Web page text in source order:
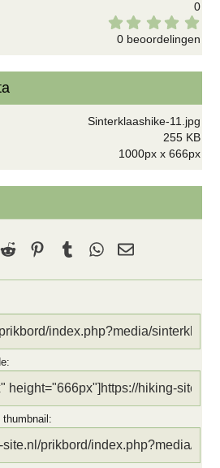
0
s
r
e
0 beoordelingen
Sinterklaashike-11.jpg
255 KB
1000px x 666px
Reddit PinterestTumblr WhatsApp
E-mail